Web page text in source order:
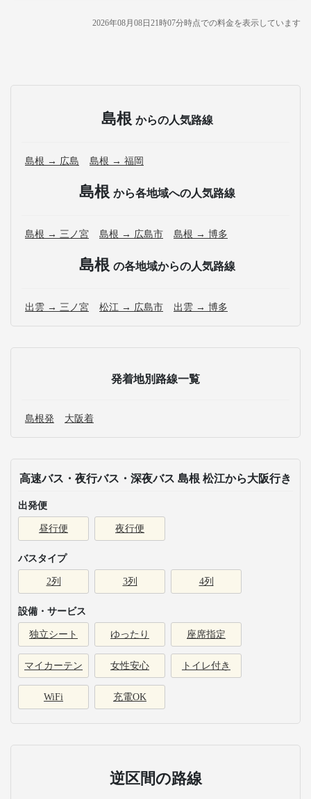
2026年08月08日21時07分時点での料金を表示しています
島根 からの人気路線
島根 → 広島 島根 → 福岡
島根 から各地域への人気路線
島根 → 三ノ宮 島根 → 広島市 島根 → 博多
島根 の各地域からの人気路線
出雲 → 三ノ宮 松江 → 広島市 出雲 → 博多
発着地別路線一覧
島根発 大阪着
高速バス・夜行バス・深夜バス 島根 松江から大阪行き
出発便
昼行便 夜行便
バスタイプ
2列 3列 4列
設備・サービス
独立シート ゆったり 座席指定
マイカーテン 女性安心 トイレ付き
WiFi 充電OK
逆区間の路線